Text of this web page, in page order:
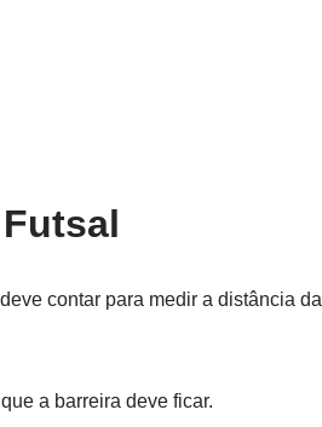
contar para medir a distância da
a barreira deve ficar.